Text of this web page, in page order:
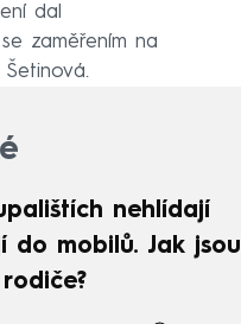
dal
zaměřením na
nehlídají
do mobilů. Jak jsou